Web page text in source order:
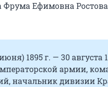
Фрума Ефимовна
1895 г. — 30 августа
армии,
начальник дивизии